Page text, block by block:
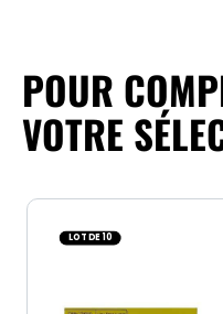
POUR
VOTRE
LOT DE 10